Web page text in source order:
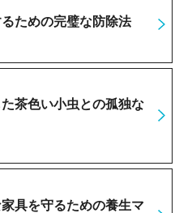
ための完璧な防除法
茶色い小虫との孤独な
具を守るための養生マ